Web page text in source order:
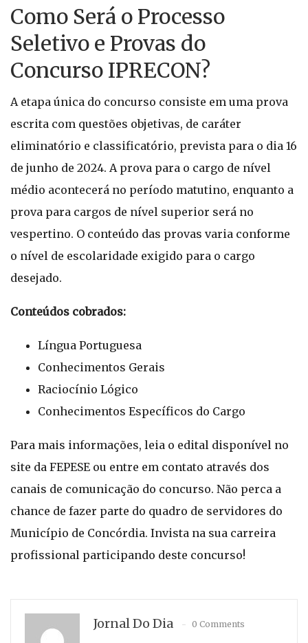
Como Será o Processo
Seletivo e Provas do
Concurso IPRECON?
A etapa única do concurso consiste em uma prova
escrita com questões objetivas, de caráter
eliminatório e classificatório, prevista para o dia 16
de junho de 2024. A prova para o cargo de nível
médio acontecerá no período matutino, enquanto a
prova para cargos de nível superior será no
vespertino. O conteúdo das provas varia conforme
o nível de escolaridade exigido para o cargo
desejado.
Conteúdos cobrados:
Língua Portuguesa
Conhecimentos Gerais
Raciocínio Lógico
Conhecimentos Específicos do Cargo
Para mais informações, leia o edital disponível no
site da FEPESE ou entre em contato através dos
canais de comunicação do concurso. Não perca a
chance de fazer parte do quadro de servidores do
Município de Concórdia. Invista na sua carreira
profissional participando deste concurso!
Jornal Do Dia 0 Comments